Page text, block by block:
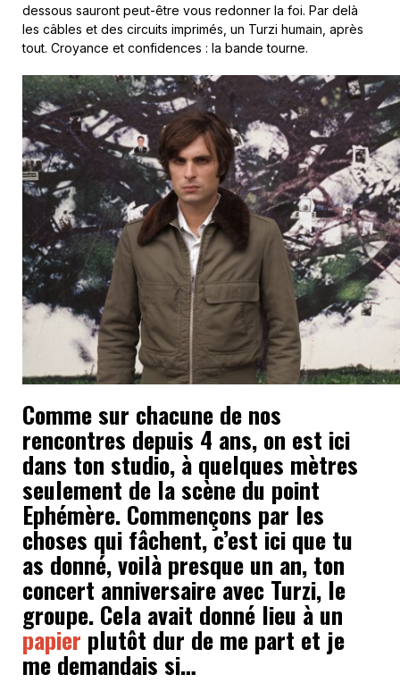
dessous sauront peut-être vous redonner la foi. Par delà
les câbles et des circuits imprimés, un Turzi humain, après
tout. Croyance et confidences : la bande tourne.
Comme sur chacune de nos
rencontres depuis 4 ans, on est ici
dans ton studio, à quelques mètres
seulement de la scène du point
Ephémère. Commençons par les
choses qui fâchent, c’est ici que tu
as donné, voilà presque un an, ton
concert anniversaire avec Turzi, le
groupe. Cela avait donné lieu à un
papier plutôt dur de me part et je
me demandais si…